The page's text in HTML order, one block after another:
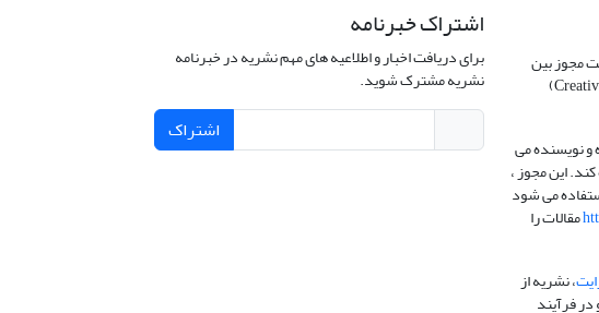
مجوز بین
المللی( Creative Commons Attribution cc-by 4.0)
و نویسنده می
این مجوز ،
می شود
مقالات را
، نشریه از
فرآیند
اشتراک خبرنامه
برای دریافت اخبار و اطلاعیه های مهم نشریه در خبرنامه
نشریه مشترک شوید.
اشتراک